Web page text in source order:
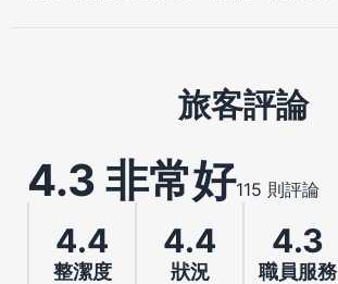
旅客評論
4.3 非常好115 則評論
4.4
整潔度
4.4
狀況
4.3
職員服務